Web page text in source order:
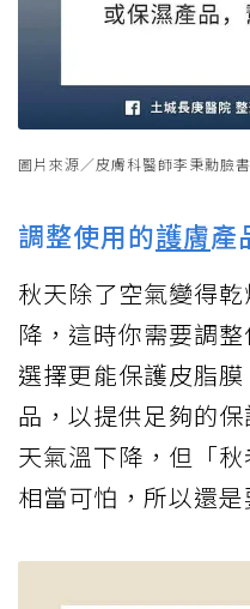
圖片來源／皮膚科醫師李秉勳臉書
調整使用的護膚產
秋天除了空氣變得
降，這時你需要調
選擇更能保護皮脂
品，以提供足夠的
天氣溫下降，但「
相當可怕，所以還